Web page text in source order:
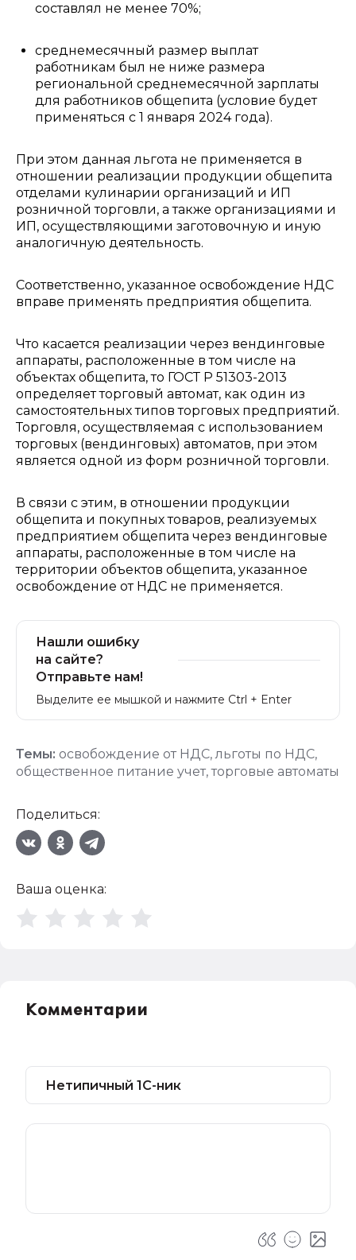
составлял не менее 70%;
среднемесячный размер выплат
работникам был не ниже размера
региональной среднемесячной зарплаты
для работников общепита (условие будет
применяться с 1 января 2024 года).
При этом данная льгота не применяется в
отношении реализации продукции общепита
отделами кулинарии организаций и ИП
розничной торговли, а также организациями и
ИП, осуществляющими заготовочную и иную
аналогичную деятельность.
Соответственно, указанное освобождение НДС
вправе применять предприятия общепита.
Что касается реализации через вендинговые
аппараты, расположенные в том числе на
объектах общепита, то ГОСТ Р 51303-2013
определяет торговый автомат, как один из
самостоятельных типов торговых предприятий.
Торговля, осуществляемая с использованием
торговых (вендинговых) автоматов, при этом
является одной из форм розничной торговли.
В связи с этим, в отношении продукции
общепита и покупных товаров, реализуемых
предприятием общепита через вендинговые
аппараты, расположенные в том числе на
территории объектов общепита, указанное
освобождение от НДС не применяется.
Нашли ошибку
на сайте?
Отправьте нам!
Выделите ее мышкой и нажмите Ctrl + Enter
Темы: освобождение от НДС,льготы по НДС,
общественное питание учет,торговые автоматы
Поделиться:
Ваша оценка:
Комментарии